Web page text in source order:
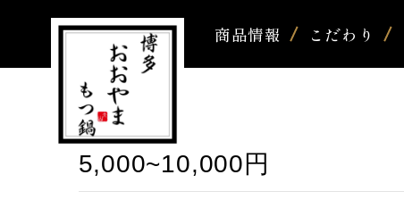
商品情報 こだわり
5,000~10,000円